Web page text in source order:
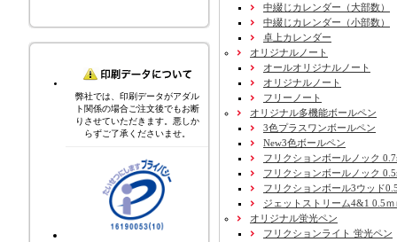
弊社では、印刷データがアダル
ト関係の場合ご注文後でもお断
りさせていただきます。悪しか
らずご了承くださいませ。
中綴じカレンダー（大部数）
中綴じカレンダー（小部数）
卓上カレンダー
オリジナルノート
オールオリジナルノート
オリジナルノート
フリーノート
オリジナル多機能ボールペン
3色プラスワンボールペン
New3色ボールペン
フリクションボールノック
フリクションボールノック
フリクションボール3ウッド
ジェットストリーム4&1 0.5ｍ
オリジナル蛍光ペン
フリクションライト 蛍光ペン